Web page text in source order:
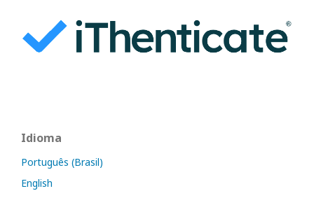
Idioma
Português (Brasil)
English